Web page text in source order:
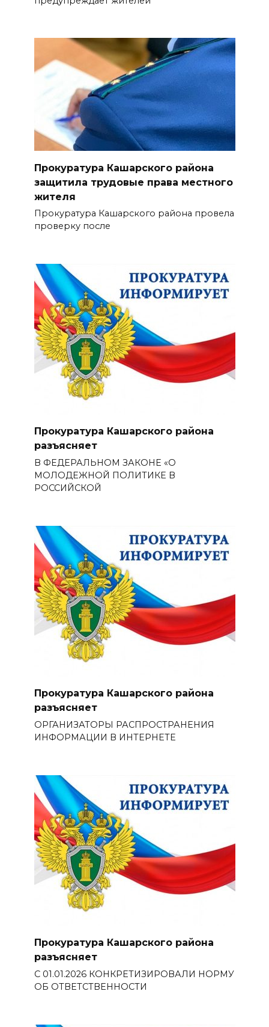
Прокуратура Кашарского района
защитила трудовые права местного
жителя
Прокуратура Кашарского района провела
проверку после
Прокуратура Кашарского района
разъясняет
В ФЕДЕРАЛЬНОМ ЗАКОНЕ «О
МОЛОДЕЖНОЙ ПОЛИТИКЕ В
РОССИЙСКОЙ
Прокуратура Кашарского района
разъясняет
ОРГАНИЗАТОРЫ РАСПРОСТРАНЕНИЯ
ИНФОРМАЦИИ В ИНТЕРНЕТЕ
Прокуратура Кашарского района
разъясняет
С 01.01.2026 КОНКРЕТИЗИРОВАЛИ НОРМУ
ОБ ОТВЕТСТВЕННОСТИ